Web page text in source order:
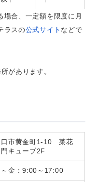
合、一定額を限度に月
ラスの公式サイト などで
があります。
口市黄金町1-10 菜花
キューブ2F
～金：9:00～17:00